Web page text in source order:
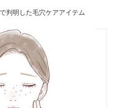
判明した毛穴ケアアイテム